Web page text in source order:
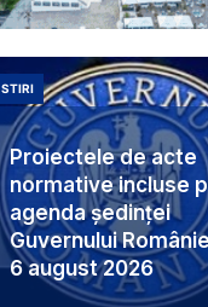
Proiectele de acte
normative incluse
agenda ședinței
Guvernului
6 august 2026
STIRI